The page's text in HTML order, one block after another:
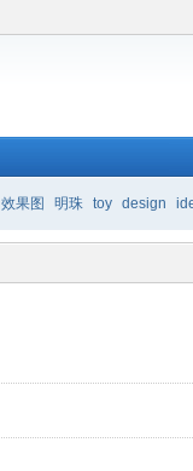
效果图 明珠 toy design